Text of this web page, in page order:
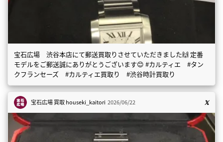
宝石広場 渋谷本店にて郵送買取りさせていただきました🙌 定番
モデルをご郵送誠にありがとうございます😊 #カルティエ #タン
クフランセーズ #カルティエ買取り #渋谷時計買取り
宝石広場 買取houseki_kaitori 2026/06/22